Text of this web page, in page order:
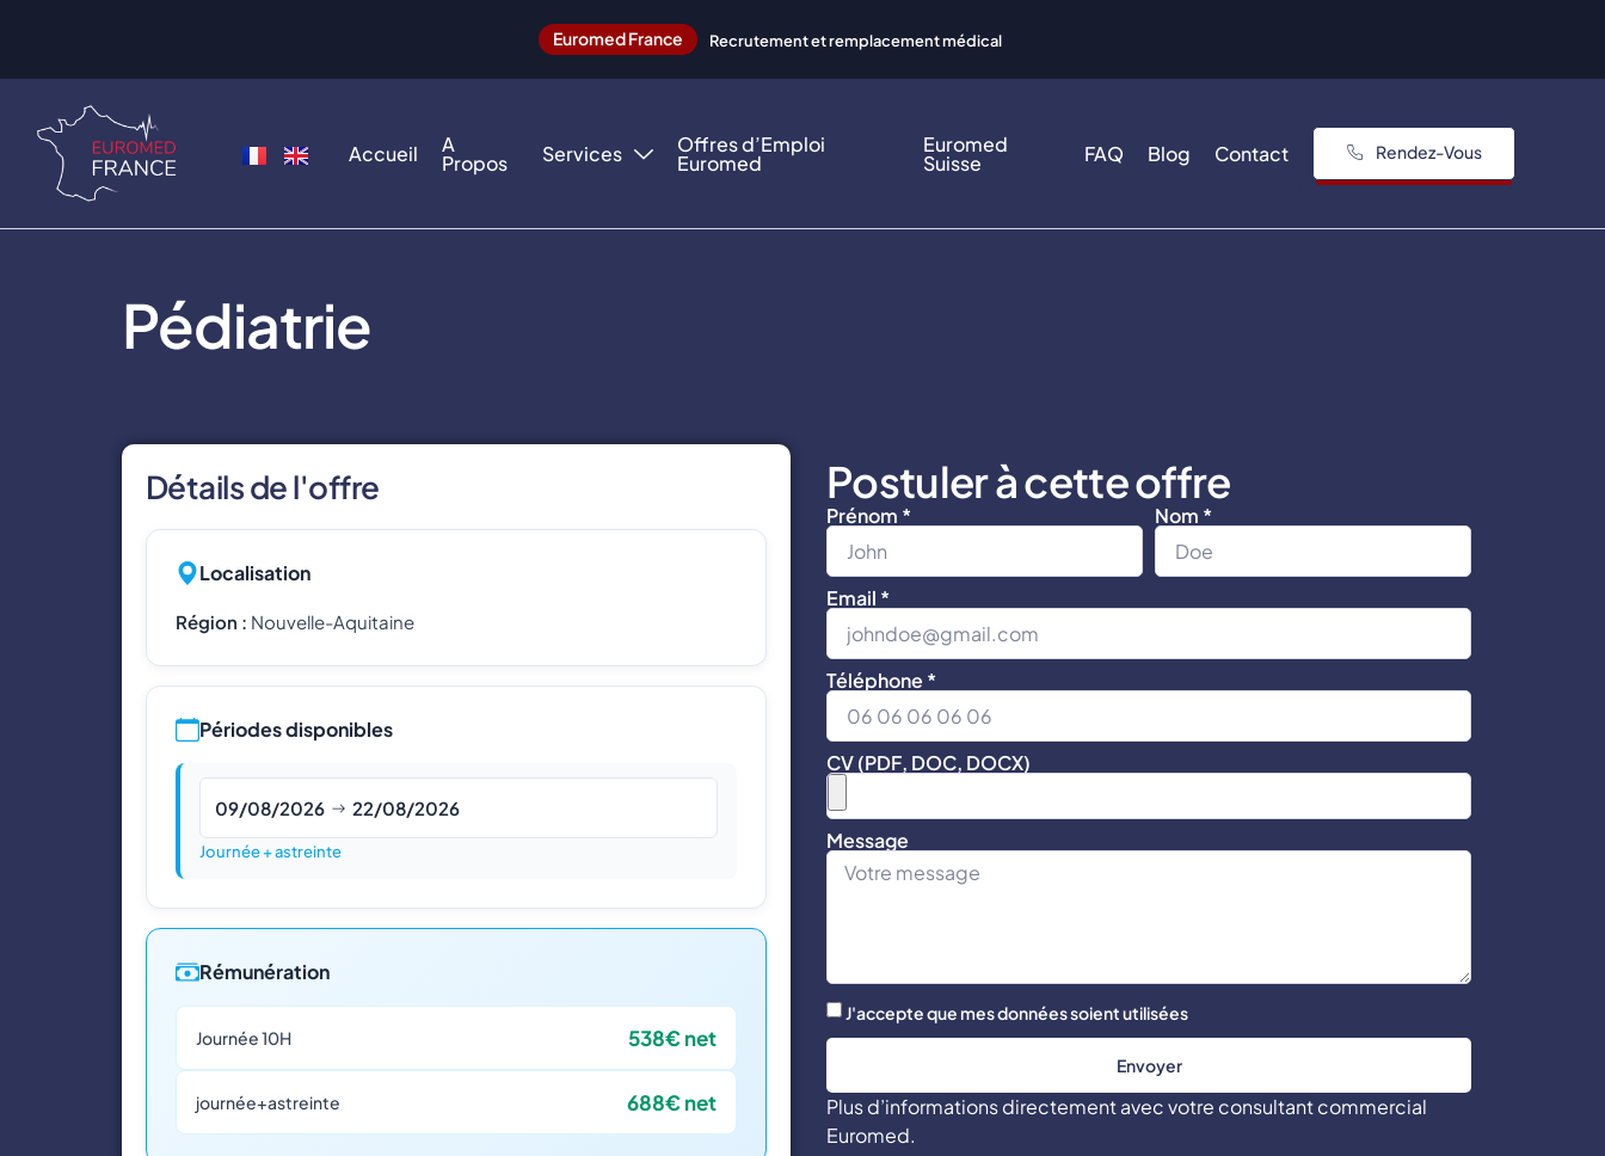
Euromed France Recrutement et remplacement médical
Accueil A
Propos Services Offres d’Emploi
Euromed
Euromed
Suisse FAQ Blog Contact Rendez-Vous
Pédiatrie
Détails de l'offre
Localisation
Région : Nouvelle-Aquitaine
Périodes disponibles
09/08/2026 22/08/2026
Journée + astreinte
Rémunération
Journée 10H 538€ net
journée+astreinte 688€ net
Postuler à cette offre
Prénom * Nom *
Email *
Téléphone *
CV (PDF, DOC, DOCX)
Message
J'accepte que mes données soient utilisées
Envoyer
Plus d’informations directement avec votre consultant commercial
Euromed.